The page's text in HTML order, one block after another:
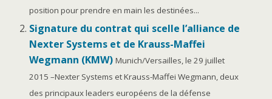
position pour prendre en main les destinées...
Signature du contrat qui scelle l’alliance de
Nexter Systems et de Krauss-Maffei
Wegmann (KMW) Munich/Versailles, le 29 juillet
2015 –Nexter Systems et Krauss-Maffei Wegmann, deux
des principaux leaders européens de la défense